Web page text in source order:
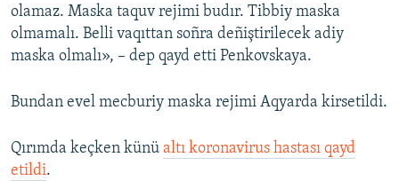
olamaz. Maska taquv rejimi budır. Tibbiy maska
olmamalı. Belli vaqıttan soñra deñiştirilecek adiy
maska olmalı», – dep qayd etti Penkovskaya.
Bundan evel mecburiy maska rejimi Aqyarda kirsetildi.
Qırımda keçken künü altı koronavirus hastası qayd
etildi.